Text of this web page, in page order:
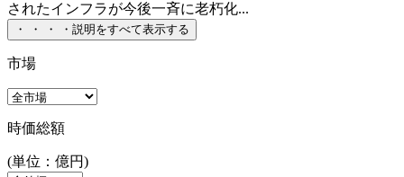
されたインフラが今後一斉に老朽化...
・ ・ ・ ・ 説明をすべて表示する
市場
時価総額
(単位：億円)